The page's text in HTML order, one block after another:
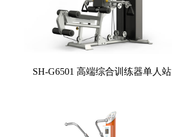
SH-G6501 高端综合训练器单人站